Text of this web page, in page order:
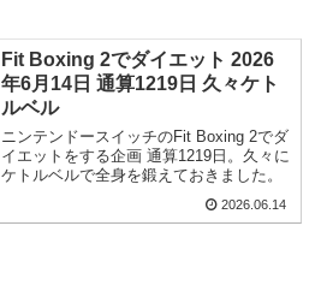
Fit Boxing 2でダイエット 2026
年6月14日 通算1219日 久々ケト
ルベル
ニンテンドースイッチのFit Boxing 2でダ
イエットをする企画 通算1219日。久々に
ケトルベルで全身を鍛えておきました。
2026.06.14